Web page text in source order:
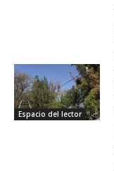
Espacio del lector